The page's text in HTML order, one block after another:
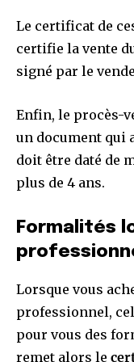
Le certificat de
certifie la vente
signé par le
Enfin, le procès-
un document qui
doit être daté de
plus de 4 ans.
Formalités
Lorsque vous
professionnel,
pour vous des
remet alors le